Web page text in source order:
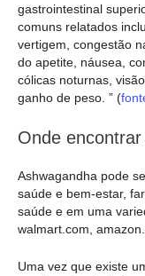
gastrointestinal
comuns relatados
vertigem, congestão
do apetite, náusea,
cólicas noturnas,
ganho de peso. ” (
Onde
Ashwagandha pode
saúde e bem-estar,
saúde e em uma
walmart.com,
Uma vez que existe